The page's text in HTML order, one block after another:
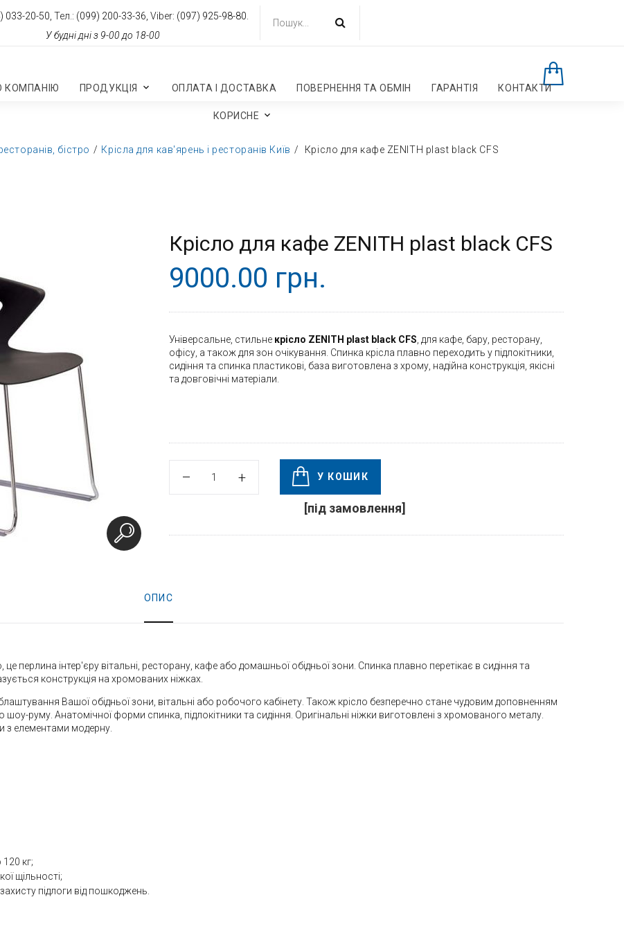
033-20-50, Тел.: (099) 200-33-36, Viber: (097) 925-98-80.
У будні дні з 9-00 до 18-00
КОМПАНІЮ ПРОДУКЦІЯ ОПЛАТА І ДОСТАВКА ПОВЕРНЕННЯ ТА ОБМІН ГАРАНТІЯ КОНТАКТИ
КОРИСНЕ
бістро Крісла для кав'ярень і ресторанів Київ Крісло для кафе ZENITH plast black CFS
Крісло для кафе ZENITH plast black CFS
9000.00 грн.
Універсальне, стильне крісло ZENITH plast black CFS , для кафе, бару, ресторану,
офісу, а також для зон очікування. Cпинка крісла плавно переходить у підлокітники,
сидіння та спинка пластикові, база виготовлена з хрому, надійна конструкція, якісні
та довговічні матеріали.
У КОШИК
[під замовлення]
ОПИС
це перлина інтер'єру вітальні, ресторану, кафе або домашньої обідньої зони. Спинка плавно перетікає в сидіння та
конструкція на хромованих ніжках.
Вашої обідньої зони, вітальні або робочого кабінету. Також крісло безперечно стане чудовим доповненням
руму. Анатомічної форми спинка, підлокітники та сидіння. Оригінальні ніжки виготовлені з хромованого металу.
з елементами модерну.
кг;
щільності;
підлоги від пошкоджень.